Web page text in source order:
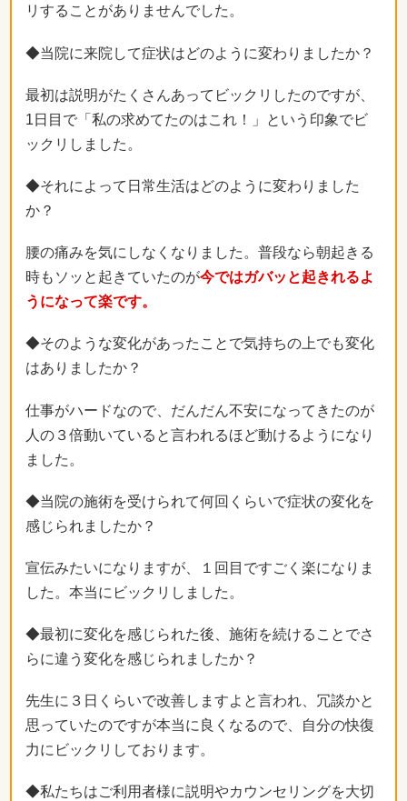
リすることがありませんでした。
◆当院に来院して症状はどのように変わりましたか？
最初は説明がたくさんあってビックリしたのですが、
1日目で「私の求めてたのはこれ！」という印象でビ
ックリしました。
◆それによって日常生活はどのように変わりました
か？
腰の痛みを気にしなくなりました。普段なら朝起きる
時もソッと起きていたのが今ではガバッと起きれるよ
うになって楽です。
◆そのような変化があったことで気持ちの上でも変化
はありましたか？
仕事がハードなので、だんだん不安になってきたのが
人の３倍動いていると言われるほど動けるようになり
ました。
◆当院の施術を受けられて何回くらいで症状の変化を
感じられましたか？
宣伝みたいになりますが、１回目ですごく楽になりま
した。本当にビックリしました。
◆最初に変化を感じられた後、施術を続けることでさ
らに違う変化を感じられましたか？
先生に３日くらいで改善しますよと言われ、冗談かと
思っていたのですが本当に良くなるので、自分の快復
力にビックリしております。
◆私たちはご利用者様に説明やカウンセリングを大切